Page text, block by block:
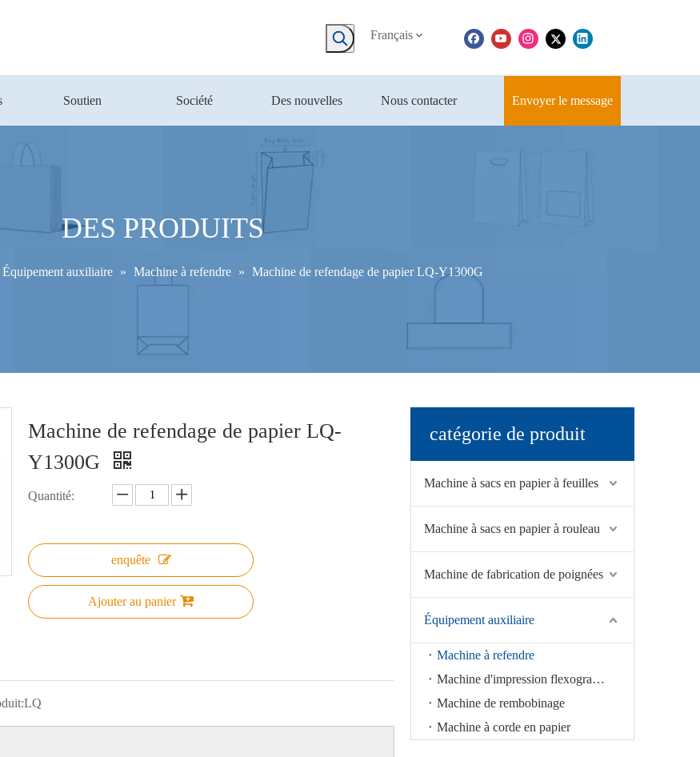
Français
Soutien Société Des nouvelles Nous contacter Envoyer le message
DES PRODUITS
Équipement auxiliaire » Machine à refendre » Machine de refendage de papier LQ-Y1300G
Machine de refendage de papier LQ-
Y1300G
Quantité:
enquête
Ajouter au panier
LQ
catégorie de produit
Machine à sacs en papier à feuilles
Machine à sacs en papier à rouleau
Machine de fabrication de poignées
Équipement auxiliaire
Machine à refendre
Machine d'impression flexographique
Machine de rembobinage
Machine à corde en papier